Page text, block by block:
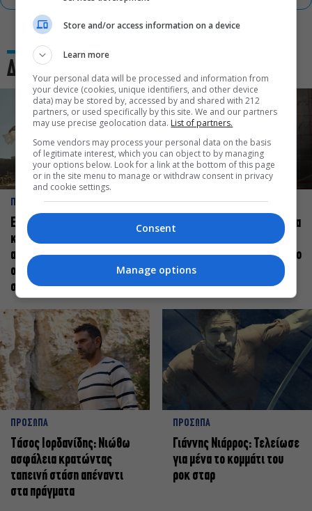
Δες και αυτό
ΠΡΟΣΩΠΑ
Ελεάνα Ανδρεούδη: Κάθε
καλλιτέχνης όταν
ανεβαίνει στη σκηνή
οφείλει να αισθάνεται
σταρ
ΠΡΟΣΩΠΑ
Βαγγέλης Μπίκος: Έμαθα να
δίνω αξία στο ποιος είμαι
πάνω στη σκηνή και όχι στο
πως χορεύω
ΠΡΟΣΩΠΑ
Tάσος Ιορδανίδης: Νιώθω
ασφάλεια κρατώντας
ταπεινή στάση απέναντι
στα πράγματα
ΠΡΟΣΩΠΑ
Γιάννης Νιάρρος: Τελείωσε
για μένα το κομμάτι του
ροκ σταρ
Store and/or access information on a device
Learn more
Your personal data will be processed and information from
your device (cookies, unique identifiers, and other device
data) may be stored by, accessed by and shared with 212
partners, or used specifically by this site. We and our partners
may use precise geolocation data. List of partners.
Some vendors may process your personal data on the basis
of legitimate interest, which you can object to by managing
your options below. Look for a link at the bottom of this page
or in the site menu to manage or withdraw consent in privacy
and cookie settings.
Consent
Manage options